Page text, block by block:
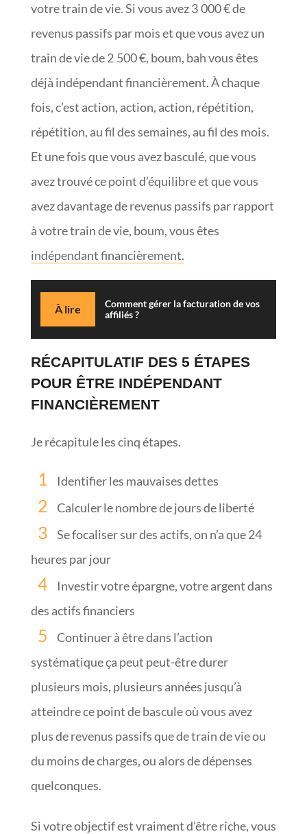
votre train de vie. Si vous avez 3 000 € de
revenus passifs par mois et que vous avez un
train de vie de 2 500 €, boum, bah vous êtes
déjà indépendant financièrement. À chaque
fois, c’est action, action, action, répétition,
répétition, au fil des semaines, au fil des mois.
Et une fois que vous avez basculé, que vous
avez trouvé ce point d’équilibre et que vous
avez davantage de revenus passifs par rapport
à votre train de vie, boum, vous êtes
indépendant financièrement.
À lire
Comment gérer la facturation de vos
affiliés ?
RÉCAPITULATIF DES 5 ÉTAPES
POUR ÊTRE INDÉPENDANT
FINANCIÈREMENT
Je récapitule les cinq étapes.
Identifier les mauvaises dettes
Calculer le nombre de jours de liberté
Se focaliser sur des actifs, on n’a que 24
heures par jour
Investir votre épargne, votre argent dans
des actifs financiers
Continuer à être dans l’action
systématique ça peut peut-être durer
plusieurs mois, plusieurs années jusqu’à
atteindre ce point de bascule où vous avez
plus de revenus passifs que de train de vie ou
du moins de charges, ou alors de dépenses
quelconques.
Si votre objectif est vraiment d’être riche, vous